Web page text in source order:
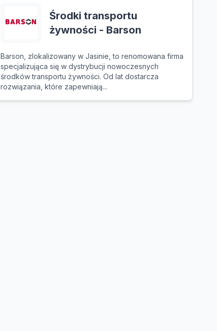
Środki transportu
żywności - Barson
Barson, zlokalizowany w Jasinie, to renomowana firma
specjalizująca się w dystrybucji nowoczesnych
środków transportu żywności. Od lat dostarcza
rozwiązania, które zapewniają...